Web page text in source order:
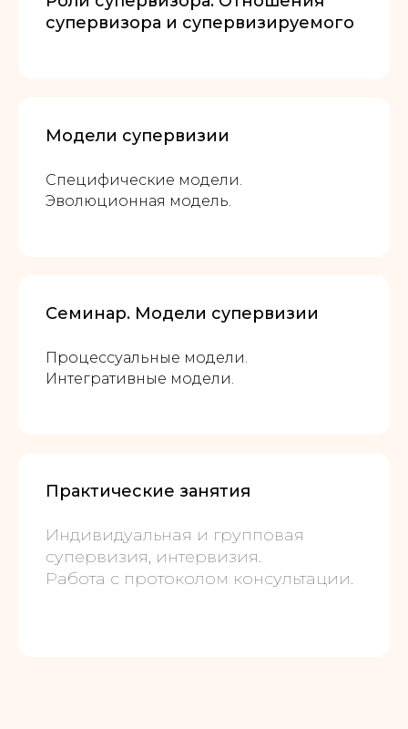
супервизора и супервизируемого
Модели супервизии
Специфические модели.
Эволюционная модель.
Семинар. Модели супервизии
Процессуальные модели.
Интегративные модели.
Практические занятия
Индивидуальная и групповая
супервизия, интервизия.
Работа с протоколом консультации.